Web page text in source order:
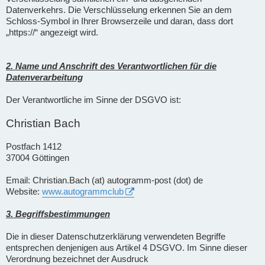
Datenverkehrs. Die Verschlüsselung erkennen Sie an dem
Schloss-Symbol in Ihrer Browserzeile und daran, dass dort
„https://“ angezeigt wird.
2. Name und Anschrift des Verantwortlichen für die
Datenverarbeitung
Der Verantwortliche im Sinne der DSGVO ist:
Christian Bach
Postfach 1412
37004 Göttingen
Email: Christian.Bach (at) autogramm-post (dot) de
Website: www.autogrammclub
3. Begriffsbestimmungen
Die in dieser Datenschutzerklärung verwendeten Begriffe
entsprechen denjenigen aus Artikel 4 DSGVO. Im Sinne dieser
Verordnung bezeichnet der Ausdruck